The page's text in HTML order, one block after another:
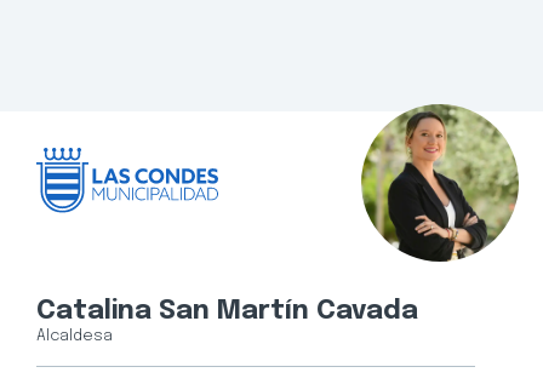
Catalina San Martín Cavada
Alcaldesa